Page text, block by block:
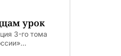
урок
3-го тома